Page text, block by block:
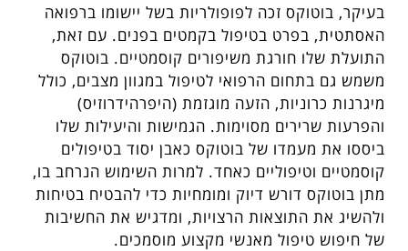
בעיקר, בוטוקס זכה לפופולריות בשל יישומו ברפואה
האסתטית, בפרט בטיפול בקמטים בפנים. עם זאת,
התועלת שלו חורגת משיפורים קוסמטיים. בוטוקס
משמש גם בתחום הרפואי לטיפול במגוון מצבים, כולל
מיגרנות כרוניות, הזעה מוגזמת (היפרהידרוזיס)
והפרעות שרירים מסוימות. הגמישות והיעילות שלו
ביססו את מעמדו של בוטוקס כאבן יסוד בטיפולים
קוסמטיים וטיפוליים כאחד. למרות השימוש הנרחב בו,
מתן בוטוקס דורש דיוק ומומחיות כדי להבטיח בטיחות
ולהשיג את התוצאות הרצויות, ומדגיש את החשיבות
של חיפוש טיפול מאנשי מקצוע מוסמכים.